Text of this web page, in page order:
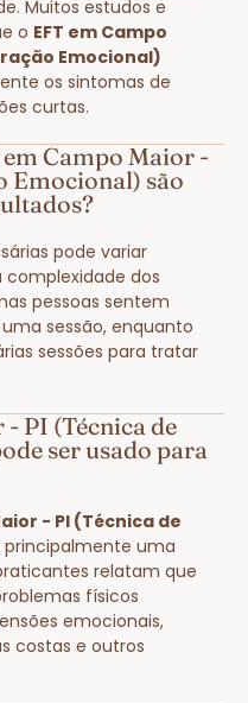
Muitos estudos e
o EFT em Campo
Emocional)
os sintomas de
curtas.
em Campo Maior -
Emocional) são
pode variar
complexidade dos
pessoas sentem
sessão, enquanto
sessões para tratar
PI (Técnica de
ser usado para
- PI (Técnica de
principalmente uma
relatam que
físicos
emocionais,
costas e outros